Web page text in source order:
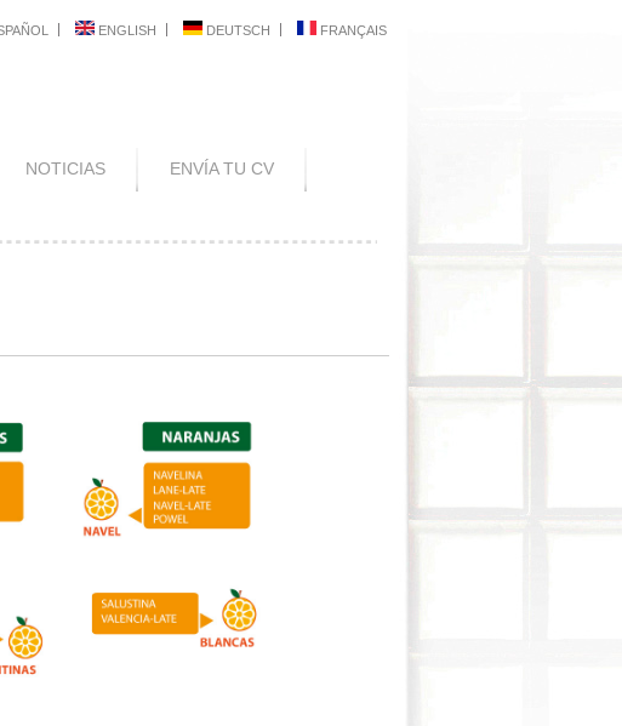
ENGLISH DEUTSCH FRANÇAIS
NOTICIAS ENVÍA TU CV